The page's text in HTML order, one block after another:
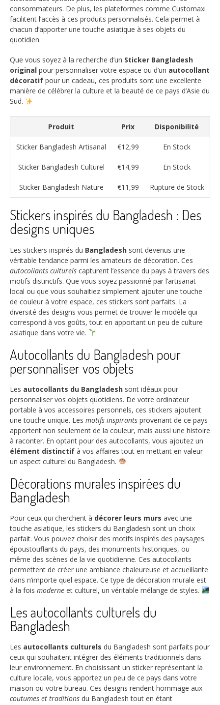
consommateurs. De plus, les plateformes comme Customaxi
facilitent l’accès à ces produits personnalisés. Cela permet à
chacun d’apporter une touche asiatique à ses objets du
quotidien.
Que vous soyez à la recherche d’un Sticker Bangladesh
original pour personnaliser votre espace ou d’un autocollant
décoratif pour un cadeau, ces produits sont une excellente
manière de célébrer la culture et la beauté de ce pays d’Asie du
Sud.
Produit Prix Disponibilité
Sticker Bangladesh Artisanal €12,99 En Stock
Sticker Bangladesh Culturel €14,99 En Stock
Sticker Bangladesh Nature €11,99 Rupture de Stock
Stickers inspirés du Bangladesh : Des
designs uniques
Les stickers inspirés du Bangladesh sont devenus une
véritable tendance parmi les amateurs de décoration. Ces
autocollants culturels capturent l’essence du pays à travers des
motifs distinctifs. Que vous soyez passionné par l’artisanat
local ou que vous souhaitiez simplement ajouter une touche
de couleur à votre espace, ces stickers sont parfaits. La
diversité des designs vous permet de trouver le modèle qui
correspond à vos goûts, tout en apportant un peu de culture
asiatique dans votre vie.
Autocollants du Bangladesh pour
personnaliser vos objets
Les autocollants du Bangladesh sont idéaux pour
personnaliser vos objets quotidiens. De votre ordinateur
portable à vos accessoires personnels, ces stickers ajoutent
une touche unique. Les motifs inspirants provenant de ce pays
apportent non seulement de la couleur, mais aussi une histoire
à raconter. En optant pour des autocollants, vous ajoutez un
élément distinctif à vos affaires tout en mettant en valeur
un aspect culturel du Bangladesh.
Décorations murales inspirées du
Bangladesh
Pour ceux qui cherchent à décorer leurs murs avec une
touche asiatique, les stickers du Bangladesh sont un choix
parfait. Vous pouvez choisir des motifs inspirés des paysages
époustouflants du pays, des monuments historiques, ou
même des scènes de la vie quotidienne. Ces autocollants
permettent de créer une ambiance chaleureuse et accueillante
dans n’importe quel espace. Ce type de décoration murale est
à la fois moderne et culturel, un véritable mélange de styles.
Les autocollants culturels du
Bangladesh
Les autocollants culturels du Bangladesh sont parfaits pour
ceux qui souhaitent intégrer des éléments traditionnels dans
leur environnement. En choisissant un sticker représentant la
culture locale, vous apportez un peu de ce pays dans votre
maison ou votre bureau. Ces designs rendent hommage aux
coutumes et traditions du Bangladesh tout en étant